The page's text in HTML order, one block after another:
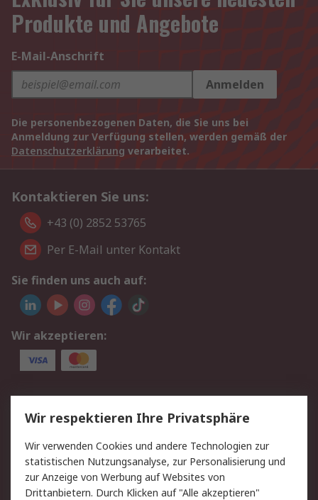
Produkte und Angebote
E-Mail-Anschrift
Anmelden
Die personenbezogenen Daten, die Sie uns bei
Anmeldung zur Verfügung stellen, werden gemäß der
Datenschutzerklärung verarbeitet.
Kontaktieren Sie uns:
+43 (0) 2852 53765
Per E-Mail unter Kontakt
Sie finden uns auch auf:
Wir akzeptieren:
Service
Value Added Services
Lieferlösungen
Rücksendung/Entsorgung Kontakt
Hilfe
Wir respektieren Ihre Privatsphäre
Wir verwenden Cookies und andere Technologien zur
statistischen Nutzungsanalyse, zur Personalisierung und
zur Anzeige von Werbung auf Websites von
Drittanbietern. Durch Klicken auf "Alle akzeptieren"